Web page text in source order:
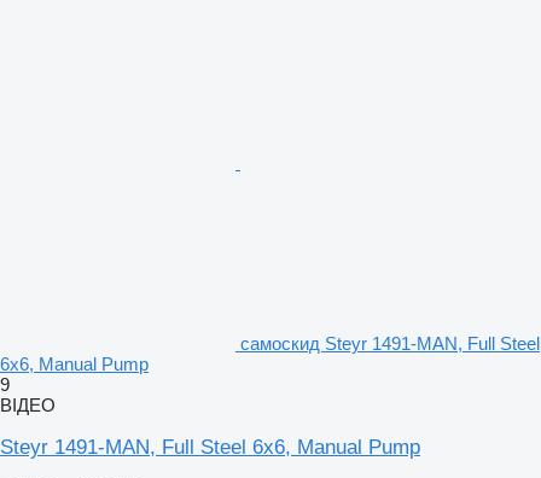
самоскид Steyr 1491-MAN, Full Steel
6x6, Manual Pump
9
ВІДЕО
Steyr 1491-MAN, Full Steel 6x6, Manual Pump